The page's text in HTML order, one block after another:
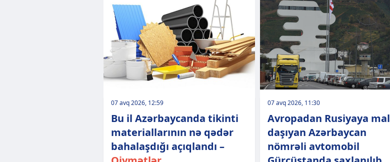
07 avq 2026, 12:59
Bu il Azərbaycanda tikinti
materiallarının nə qədər
bahalaşdığı açıqlandı –
07 avq 2026, 11:30
Avropadan Rusiyaya mal
daşıyan Azərbaycan
nömrəli avtomobil